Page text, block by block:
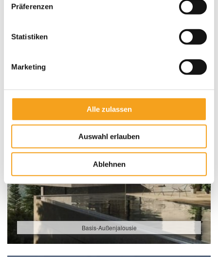
Präferenzen
Statistiken
Marketing
Alle zulassen
Auswahl erlauben
Ablehnen
Basis-Außenjalousie